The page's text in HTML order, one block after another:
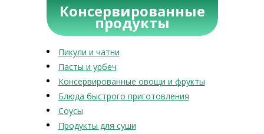
Консервированные
продукты
Пикули и чатни
Пасты и урбеч
Консервированные овощи и фрукты
Блюда быстрого приготовления
Соусы
Продукты для суши